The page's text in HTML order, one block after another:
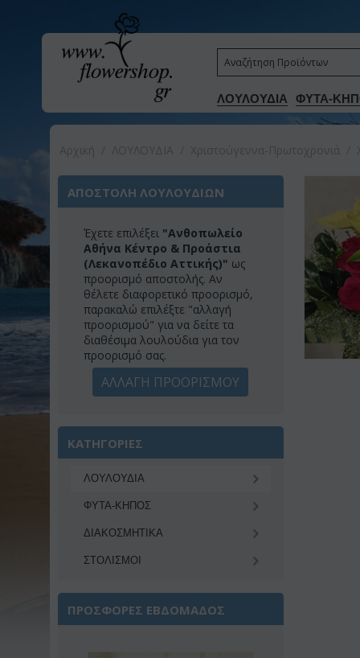
ΛΟΥΛΟΥΔΙΑ ΦΥΤΑ-
ΑΠΟΣΤΟΛΗ ΛΟΥΛΟΥΔΙΩΝ
Έχετε επιλέξει "Ανθοπωλείο
Αθήνα Κέντρο & Προάστια
(Λεκανοπέδιο Αττικής)" ως
προορισμό αποστολής. Αν
θέλετε διαφορετικό προορισμό,
παρακαλώ επιλέξτε "αλλαγή
προορισμού" για να δείτε τα
διαθέσιμα λουλούδια για τον
προορισμό σας.
ΑΛΛΑΓΗ ΠΡΟΟΡΙΣΜΟΥ
ΚΑΤΗΓΟΡΙΕΣ
ΛΟΥΛΟΥΔΙΑ
ΦΥΤΑ-ΚΗΠΟΣ
ΔΙΑΚΟΣΜΗΤΙΚA
ΣΤΟΛΙΣΜΟΙ
ΠΡΟΣΦΟΡΕΣ ΕΒΔΟΜΑΔΟΣ